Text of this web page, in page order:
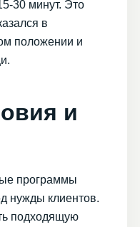
30 минут. Это
в
положении и
и
программы
нужды клиентов.
подходящую